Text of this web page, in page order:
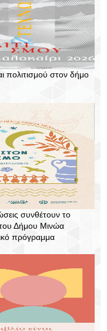
πολιτισμού στον δήμο
συνθέτουν το
του Δήμου Μινώα
πρόγραμμα